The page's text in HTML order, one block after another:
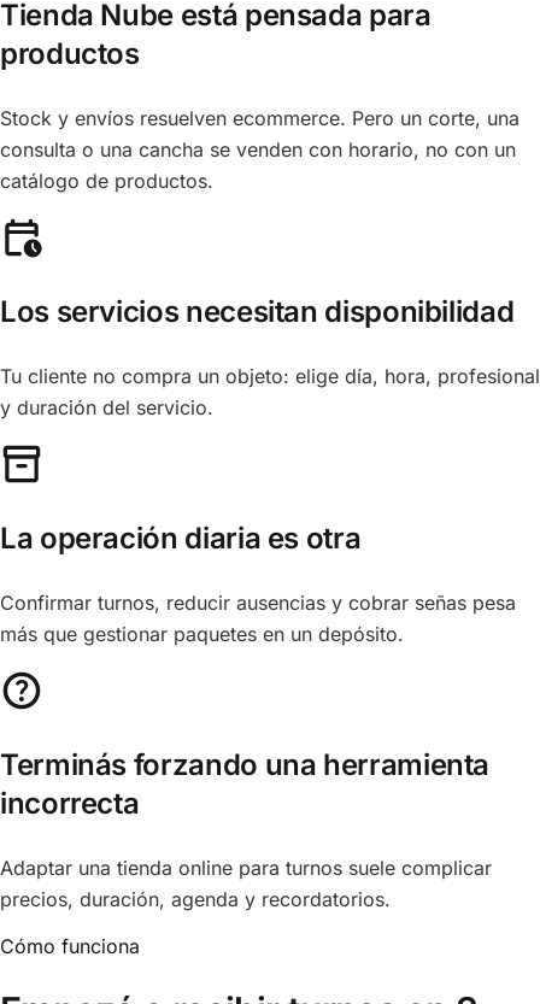
Tienda Nube está pensada para
productos
Stock y envíos resuelven ecommerce. Pero un corte, una
consulta o una cancha se venden con horario, no con un
catálogo de productos.
Los servicios necesitan disponibilidad
Tu cliente no compra un objeto: elige día, hora, profesional
y duración del servicio.
La operación diaria es otra
Confirmar turnos, reducir ausencias y cobrar señas pesa
más que gestionar paquetes en un depósito.
Terminás forzando una herramienta
incorrecta
Adaptar una tienda online para turnos suele complicar
precios, duración, agenda y recordatorios.
Cómo funciona